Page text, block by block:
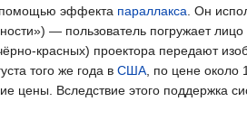
помощью эффекта параллакса . Он
— пользователь погружает лицо
красных) проектора передают
того же года в США , по цене около
цены. Вследствие этого поддержка